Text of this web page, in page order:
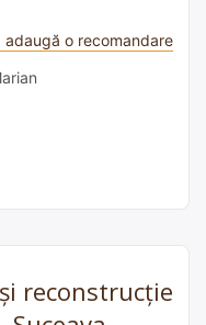
adaugă o recomandare
reconstrucție